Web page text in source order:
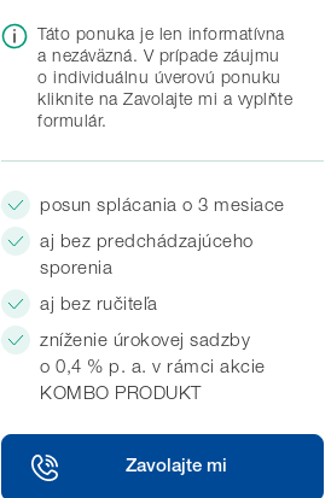
Táto ponuka je len informatívna
a nezáväzná. V prípade záujmu
o individuálnu úverovú ponuku
kliknite na Zavolajte mi a vyplňte
formulár.
posun splácania o 3 mesiace
aj bez predchádzajúceho
sporenia
aj bez ručiteľa
zníženie úrokovej sadzby
o 0,4 % p. a. v rámci akcie
KOMBO PRODUKT
Zavolajte mi